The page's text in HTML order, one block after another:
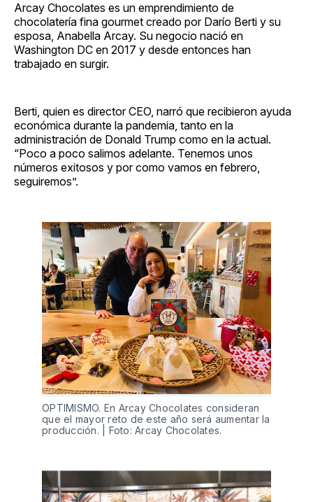
Arcay Chocolates es un emprendimiento de
chocolatería fina gourmet creado por Darío Berti y su
esposa, Anabella Arcay. Su negocio nació en
Washington DC en 2017 y desde entonces han
trabajado en surgir.
Berti, quien es director CEO, narró que recibieron ayuda
económica durante la pandemia, tanto en la
administración de Donald Trump como en la actual.
“Poco a poco salimos adelante. Tenemos unos
números exitosos y por como vamos en febrero,
seguiremos”.
OPTIMISMO. En Arcay Chocolates consideran
que el mayor reto de este año será aumentar la
producción. | Foto: Arcay Chocolates.